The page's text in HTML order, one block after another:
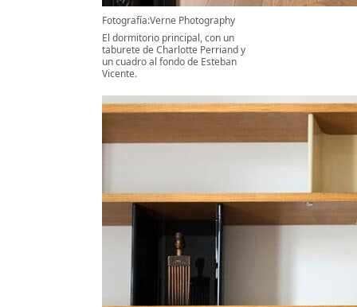
Fotografía:Verne Photography
El dormitorio principal, con un
taburete de Charlotte Perriand y
un cuadro al fondo de Esteban
Vicente.